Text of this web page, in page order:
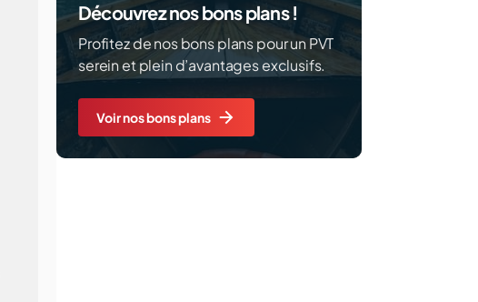
Découvrez nos bons plans !
Profitez de nos bons plans pour un PVT
serein et plein d’avantages exclusifs.
Voir nos bons plans